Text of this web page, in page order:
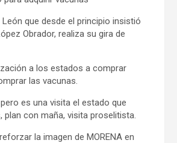
que desde el principio insistió
Obrador, realiza su gira de
a los estados a comprar
las vacunas.
es una visita el estado que
con maña, visita proselitista.
la imagen de MORENA en